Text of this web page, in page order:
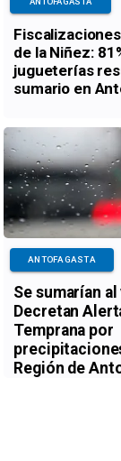
de la Niñez:
jugueterías
sumario en
Se sumarían
Decretan
Temprana por
Región de
ANTOFAGASTA